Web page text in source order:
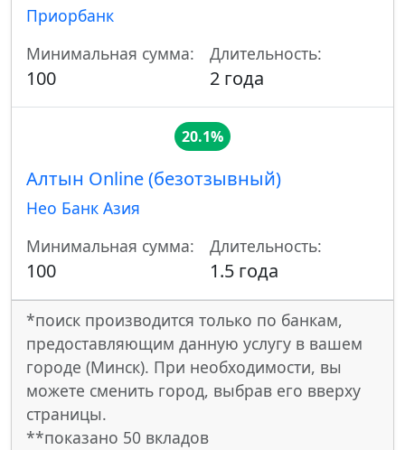
Приорбанк
Минимальная сумма:
100
Длительность:
2 года
20.1%
Алтын Online (безотзывный)
Нео Банк Азия
Минимальная сумма:
100
Длительность:
1.5 года
*поиск производится только по банкам,
предоставляющим данную услугу в вашем
городе (Минск). При необходимости, вы
можете сменить город, выбрав его вверху
страницы.
**показано 50 вкладов